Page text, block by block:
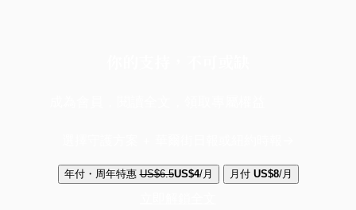
年付・周年特惠 US$6.5US$4/月 月付 US$8/月